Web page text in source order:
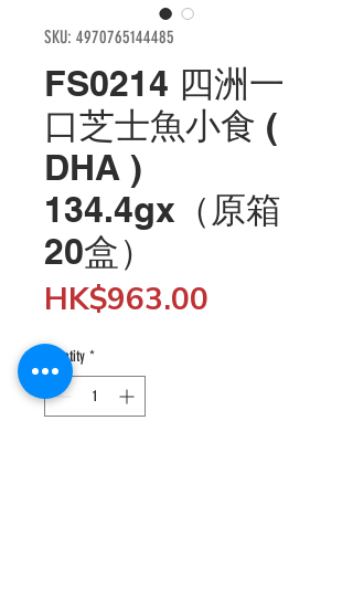
SKU: 4970765144485
FS0214 四洲一
口芝士魚小食 (
DHA )
134.4gx（原箱
20盒）
HK$963.00
Quantity *